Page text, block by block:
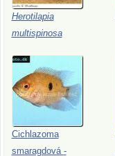
Herotilapia
multispinosa
Cichlazoma
smaragdová -